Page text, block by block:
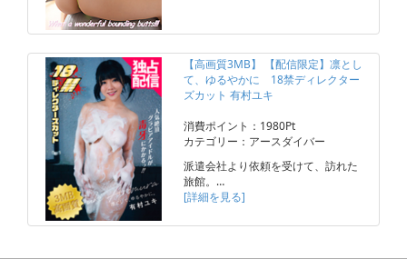
【高画質3MB】 【配信限定】凛とし
て、ゆるやかに 18禁ディレクター
ズカット 有村ユキ
消費ポイント：1980Pt
カテゴリー：アースダイバー
派遣会社より依頼を受けて、訪れた
旅館。…
[詳細を見る]